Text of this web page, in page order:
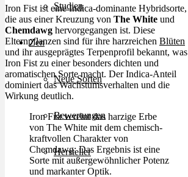
Studien
Zen
Neue Sorten
Bewertungen
Hersteller
Iron Fist ist eine Indica-dominante Hybridsorte,
die aus einer Kreuzung von The White und
Chemdawg hervorgegangen ist. Diese
Elternpflanzen sind für ihre harzreichen Blüten
und ihr ausgeprägtes Terpenprofil bekannt, was
Iron Fist zu einer besonders dichten und
aromatischen Sorte macht. Der Indica-Anteil
dominiert das Wachstumsverhalten und die
Wirkung deutlich.
Iron Fist vereint das harzige Erbe
von The White mit dem chemisch-
kraftvollen Charakter von
Chemdawg: Das Ergebnis ist eine
Sorte mit außergewöhnlicher Potenz
und markanter Optik.